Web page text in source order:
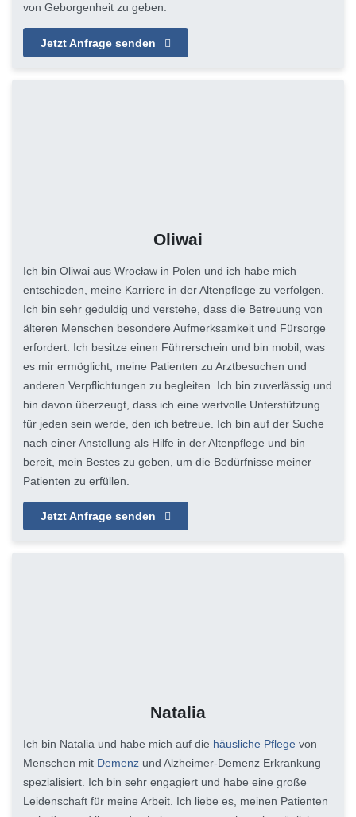
von Geborgenheit zu geben.
Jetzt Anfrage senden
Oliwai
Ich bin Oliwai aus Wrocław in Polen und ich habe mich
entschieden, meine Karriere in der Altenpflege zu verfolgen.
Ich bin sehr geduldig und verstehe, dass die Betreuung von
älteren Menschen besondere Aufmerksamkeit und Fürsorge
erfordert. Ich besitze einen Führerschein und bin mobil, was
es mir ermöglicht, meine Patienten zu Arztbesuchen und
anderen Verpflichtungen zu begleiten. Ich bin zuverlässig und
bin davon überzeugt, dass ich eine wertvolle Unterstützung
für jeden sein werde, den ich betreue. Ich bin auf der Suche
nach einer Anstellung als Hilfe in der Altenpflege und bin
bereit, mein Bestes zu geben, um die Bedürfnisse meiner
Patienten zu erfüllen.
Jetzt Anfrage senden
Natalia
Ich bin Natalia und habe mich auf die häusliche Pflege von
Menschen mit Demenz und Alzheimer-Demenz Erkrankung
spezialisiert. Ich bin sehr engagiert und habe eine große
Leidenschaft für meine Arbeit. Ich liebe es, meinen Patienten